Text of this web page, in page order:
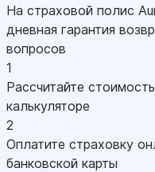
На страховой полис
дневная гарантия
вопросов
1
Рассчитайте
калькуляторе
2
Оплатите страховку
банковской карты